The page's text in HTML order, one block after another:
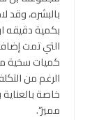
بالبشره، وقد
بكمية دقيقه
التي تمت
كميات سخية
الرغم من
خاصة بالعناية
مميز”.